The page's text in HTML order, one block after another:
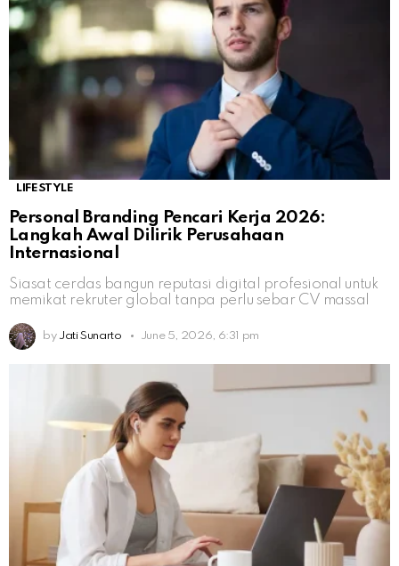
LIFESTYLE
Personal Branding Pencari Kerja 2026:
Langkah Awal Dilirik Perusahaan
Internasional
Siasat cerdas bangun reputasi digital profesional untuk
memikat rekruter global tanpa perlu sebar CV massal
by Jati Sunarto June 5, 2026, 6:31 pm